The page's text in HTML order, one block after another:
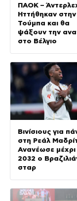
ΠΑΟΚ –
Ηττήθηκαν στην
Τούμπα και θα
ψάξουν την
στο Βέλγιο
Βινίσιους για
στη Ρεάλ
Ανανέωσε μέχρι
2032 ο
σταρ